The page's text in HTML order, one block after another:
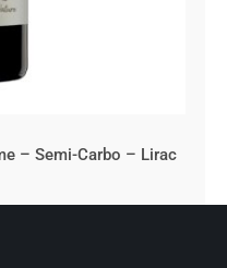
– Semi-Carbo – Lirac